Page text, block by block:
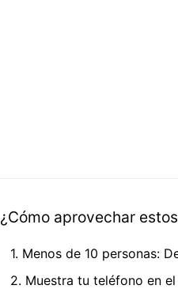
¿Cómo aprovechar
1. Menos de 10 personas:
2. Muestra tu teléfono en